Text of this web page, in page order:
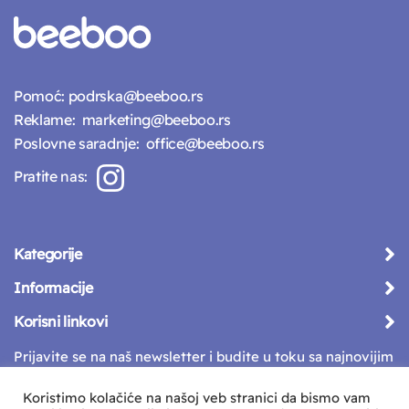
Pomoć: podrska@beeboo.rs
Reklame: marketing@beeboo.rs
Poslovne saradnje: office@beeboo.rs
Pratite nas:
Kategorije
Informacije
Korisni linkovi
Prijavite se na naš newsletter i budite u toku sa najnovijim
Koristimo kolačiće na našoj veb stranici da bismo vam